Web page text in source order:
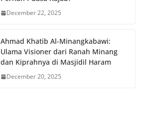
December 22, 2025
Ahmad Khatib Al-Minangkabawi:
Ulama Visioner dari Ranah Minang
dan Kiprahnya di Masjidil Haram
December 20, 2025